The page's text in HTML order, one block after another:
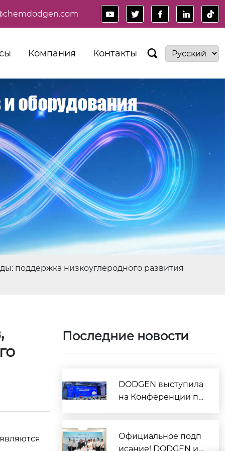
    
Компания Контакты 
поддержка низкоуглеродного развития
Последние новости
DODGEN выступила
на Конференции по
ила ключевые техн
ологии интенсифик
Официальное подп
исание! DODGEN и